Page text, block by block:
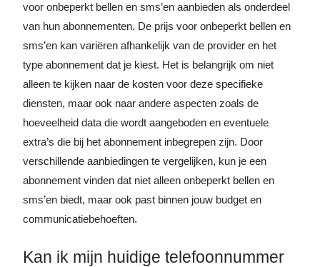
voor onbeperkt bellen en sms’en aanbieden als onderdeel
van hun abonnementen. De prijs voor onbeperkt bellen en
sms’en kan variëren afhankelijk van de provider en het
type abonnement dat je kiest. Het is belangrijk om niet
alleen te kijken naar de kosten voor deze specifieke
diensten, maar ook naar andere aspecten zoals de
hoeveelheid data die wordt aangeboden en eventuele
extra’s die bij het abonnement inbegrepen zijn. Door
verschillende aanbiedingen te vergelijken, kun je een
abonnement vinden dat niet alleen onbeperkt bellen en
sms’en biedt, maar ook past binnen jouw budget en
communicatiebehoeften.
Kan ik mijn huidige telefoonnummer